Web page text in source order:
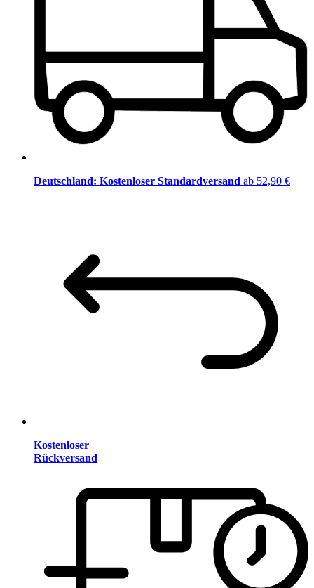
Deutschland: Kostenloser Standardversand ab 52,90 €
Kostenloser
Rückversand